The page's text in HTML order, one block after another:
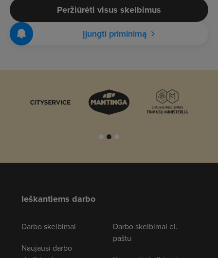
Peržiūrėti visus skelbimus
Įjungti priminimą
Ieškantiems darbo
Darbo skelbimai
Naujausi darbo
Darbo skelbimai el.
paštu